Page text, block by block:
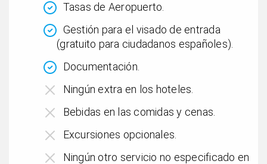
Tasas de Aeropuerto.
Gestión para el visado de entrada
(gratuito para ciudadanos españoles).
Documentación.
Ningún extra en los hoteles.
Bebidas en las comidas y cenas.
Excursiones opcionales.
Ningún otro servicio no especificado en